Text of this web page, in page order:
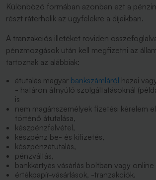
Különböző formában azonban ezt a
részt ráterhelik az ügyfelekre a díjaikban.
A tranzakciós illetéket röviden
pénzmozgások után kell megfizetni az
tartoznak az alábbiak:
átutalás magyar bankszámláról hazai
- határon átnyúló szolgáltatásoknál
is
nem magánszemélyek fizetési kérelem
történő átutalása,
készpénzfelvétel,
készpénz be- és kifizetés,
készpénzátutalás,
pénzváltás,
bankkártyás vásárlás boltban vagy
értékpapír-vásárlások, -tranzakciók.